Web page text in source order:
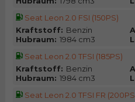
Seat Leon 2.0 FSI (150PS)
Kraftstoff: Benzin
Hubraum: 1984 cm3
Seat Leon 2.0 TFSI (185PS)
Kraftstoff: Benzin
Hubraum: 1984 cm3
Seat Leon 2.0 TFSI FR